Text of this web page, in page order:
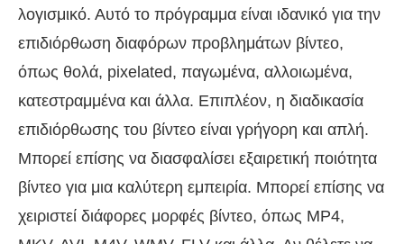
λογισμικό. Αυτό το πρόγραμμα είναι ιδανικό για την
επιδιόρθωση διαφόρων προβλημάτων βίντεο,
όπως θολά, pixelated, παγωμένα, αλλοιωμένα,
κατεστραμμένα και άλλα. Επιπλέον, η διαδικασία
επιδιόρθωσης του βίντεο είναι γρήγορη και απλή.
Μπορεί επίσης να διασφαλίσει εξαιρετική ποιότητα
βίντεο για μια καλύτερη εμπειρία. Μπορεί επίσης να
χειριστεί διάφορες μορφές βίντεο, όπως MP4,